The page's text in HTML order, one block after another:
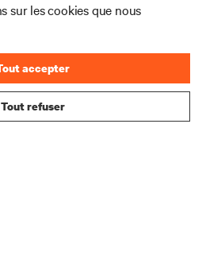
sur les cookies que nous
Tout refuser
accepter